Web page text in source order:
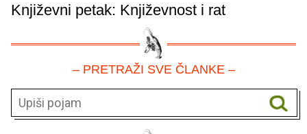
Književni petak: Književnost i rat
– PRETRAŽI SVE ČLANKE –